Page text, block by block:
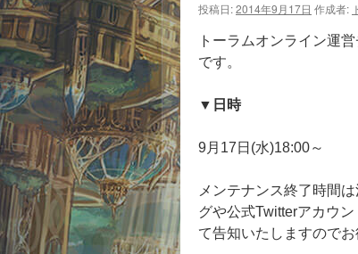
投稿日:2014年9月17日 作成者:
トーラムオンライン運
です。
▼日時
9月17日(水)18:00～
メンテナンス終了時間
グや公式Twitterアカウン
て告知いたしますのでお